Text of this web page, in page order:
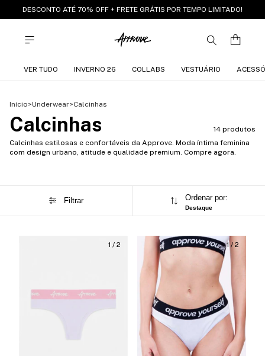
DESCONTO ATÉ 70% OFF + FRETE GRÁTIS POR TEMPO LIMITADO!
VER TUDO INVERNO 26 COLLABS VESTUÁRIO
Início>Underwear>Calcinhas
Calcinhas
14 produtos
Calcinhas estilosas e confortáveis da Approve. Moda íntima feminina
com design urbano, atitude e qualidade premium. Compre agora.
Filtrar Ordenar por:
Destaque
1 / 2 1/ 2